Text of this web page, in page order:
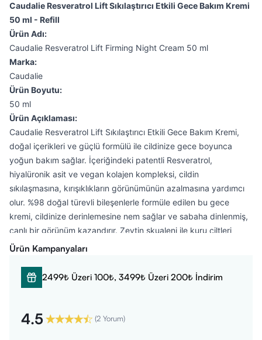
Caudalie Resveratrol Lift Sıkılaştırıcı Etkili Gece Bakım Kremi
50 ml - Refill
Ürün Adı:
Caudalie Resveratrol Lift Firming Night Cream 50 ml
Marka:
Caudalie
Ürün Boyutu:
50 ml
Ürün Açıklaması:
Caudalie Resveratrol Lift Sıkılaştırıcı Etkili Gece Bakım Kremi,
doğal içerikleri ve güçlü formülü ile cildinize gece boyunca
yoğun bakım sağlar. İçeriğindeki patentli Resveratrol,
hiyalüronik asit ve vegan kolajen kompleksi, cildin
sıkılaşmasına, kırışıklıkların görünümünün azalmasına yardımcı
olur. %98 doğal türevli bileşenlerle formüle edilen bu gece
kremi, cildinize derinlemesine nem sağlar ve sabaha dinlenmiş,
canlı bir görünüm kazandırır. Zeytin skualeni ile kuru ciltleri
besler ve yatıştırırken, fitoaromatik kokusu sayesinde rahatlatıcı
Faydaları:
Kırışıklık görünümünü azaltır ve cildi pürüzsüzleştirir.
görünüm sağlar.
Ürün Kampanyaları
2499₺ Üzeri 100₺, 3499₺ Üzeri 200₺ İndirim
4.5 (2 Yorum)